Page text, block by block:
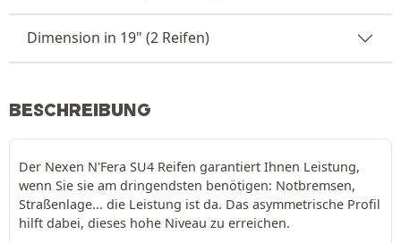
Dimension in 19" (2 Reifen)
BESCHREIBUNG
Der Nexen N'Fera SU4 Reifen garantiert Ihnen Leistung,
wenn Sie sie am dringendsten benötigen: Notbremsen,
Straßenlage... die Leistung ist da. Das asymmetrische Profil
hilft dabei, dieses hohe Niveau zu erreichen.